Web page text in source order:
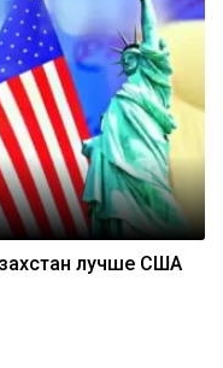
лучше США